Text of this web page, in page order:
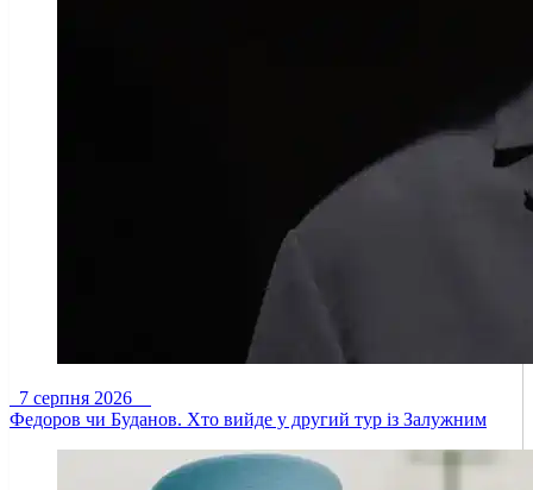
7 серпня 2026
Федоров чи Буданов. Хто вийде у другий тур із Залужним